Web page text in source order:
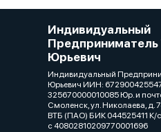
Индивидуальный
Предприниматель
Юрьевич
Индивидуальный
Юрьевич ИИН:
325670000010085 Юр. и
Смоленск, ул. Николаева, д.
ВТБ (ПАО) БИК 044525411 К/с
с 40802810209770001696